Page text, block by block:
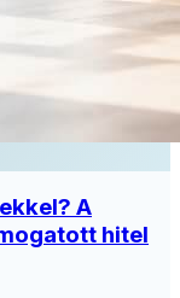
A
hitel